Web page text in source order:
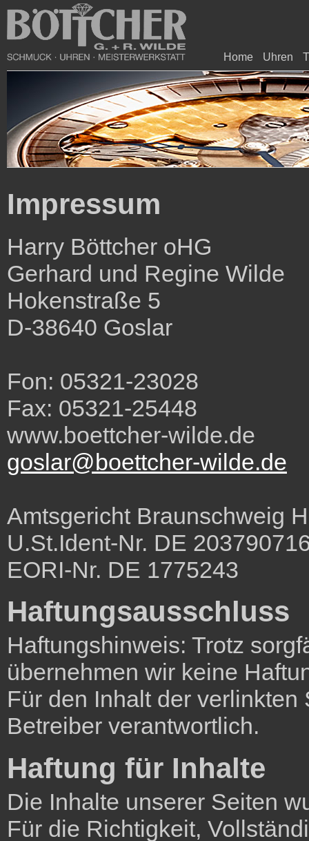
Home Uhren
Impressum
Harry Böttcher oHG
Gerhard und Regine Wilde
Hokenstraße 5
D-38640 Goslar
Fon: 05321-23028
Fax: 05321-25448
www.boettcher-wilde.de
goslar@boettcher-wilde.de
Amtsgericht Braunschweig
U.St.Ident-Nr. DE
EORI-Nr. DE 1775243
Haftungsausschluss
Haftungshinweis: Trotz
übernehmen wir keine
Für den Inhalt der
Betreiber verantwortlich.
Haftung für Inhalte
Die Inhalte unserer Seiten
Für die Richtigkeit,